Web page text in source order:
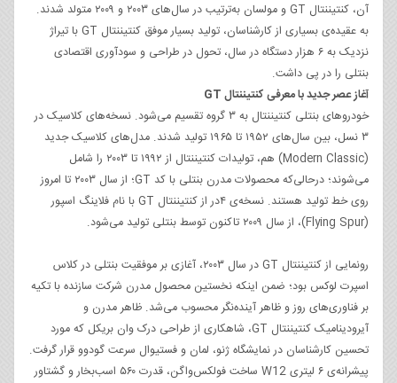
آن، کنتیننتال GT و مولسان به‌ترتیب در سال‌های ۲۰۰۳ و ۲۰۰۹ متولد شدند.
به عقیده‌ی بسیاری از کارشناسان، تولید بسیار موفق کنتیننتال GT با تیراژ
نزدیک به ۶ هزار دستگاه در سال، تحول در طراحی و سودآوری اقتصادی
بنتلی را در پی داشت.
آغاز عصر جدید با معرفی کنتیننتال GT
خودروهای بنتلی کنتیننتال به ۳ گروه تقسیم می‌شود. نسخه‌های کلاسیک در
۳ نسل، بین سال‌های ۱۹۵۲ تا ۱۹۶۵ تولید شدند. مدل‌های کلاسیک جدید
(Modern Classic) هم، تولیدات کنتیننتال از ۱۹۹۲ تا ۲۰۰۳ را شامل
می‌شوند؛ درحالی‌که محصولات مدرن بنتلی با کد GT؛ از سال ۲۰۰۳ تا امروز
روی خط تولید هستند. نسخه‌ی ۴‌در از کنتیننتال GT با نام فلاینگ اسپور
(Flying Spur)، از سال ۲۰۰۹ تاکنون توسط بنتلی تولید می‌شود.
رونمایی از کنتیننتال GT در سال ۲۰۰۳، آغازی بر موفقیت بنتلی در کلاس
اسپرت لوکس بود؛ ضمن اینکه نخستین محصول مدرن شرکت سازنده با تکیه
بر فناوری‌های روز و ظاهر آینده‌نگر محسوب می‌شد. ظاهر مدرن و
آیرودینامیک کنتیننتال GT، شاهکاری از طراحی درک وان بریکل که مورد
تحسین کارشناسان در نمایشگاه ژنو، لمان و فستیوال سرعت گودوو قرار گرفت.
پیشرانه‌ی ۶ لیتری W12 ساخت فولکس‌واگن، قدرت ۵۶۰ اسب‌بخار و گشتاور